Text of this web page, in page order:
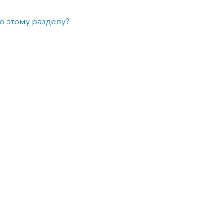
этому разделу?